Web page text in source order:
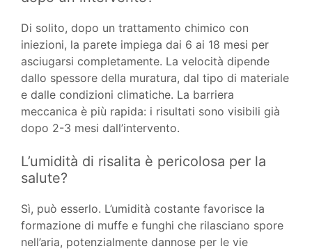
Di solito, dopo un trattamento chimico con
iniezioni, la parete impiega dai 6 ai 18 mesi per
asciugarsi completamente. La velocità dipende
dallo spessore della muratura, dal tipo di materiale
e dalle condizioni climatiche. La barriera
meccanica è più rapida: i risultati sono visibili già
dopo 2-3 mesi dall’intervento.
L’umidità di risalita è pericolosa per la
salute?
Sì, può esserlo. L’umidità costante favorisce la
formazione di muffe e funghi che rilasciano spore
nell’aria, potenzialmente dannose per le vie